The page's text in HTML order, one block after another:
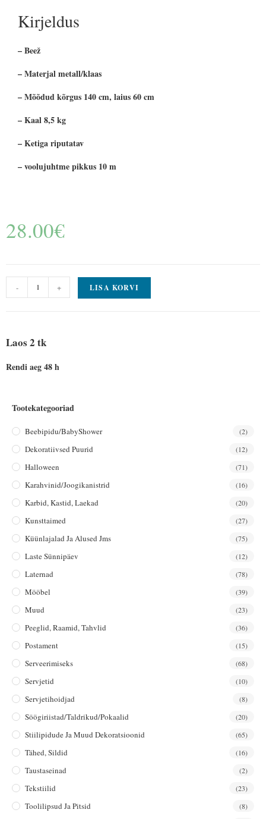
Kirjeldus
–Beež
– Materjalmetall/klaas
– Mõõdud kõrgus 140 cm, laius60 cm
– Kaal8,5 kg
– Ketiga riputatav
– voolujuhtme pikkus 10 m
28.00€
- + LISA KORVI
Laos 2 tk
Rendi aeg 48 h
Tootekategooriad
Beebipidu/BabyShower (2)
Dekoratiivsed Puurid (12)
Halloween (71)
Karahvinid/joogikanistrid (16)
Karbid, Kastid, Laekad (20)
Kunsttaimed (27)
Küünlajalad Ja Alused Jms (75)
Laste Sünnipäev (12)
Laternad (78)
Mööbel (39)
Muud (23)
Peeglid, Raamid, Tahvlid (36)
Postament (15)
Serveerimiseks (68)
Servjetid (10)
Servjetihoidjad (8)
Söögiriistad/taldrikud/pokaalid (20)
Stiilipidude Ja Muud Dekoratsioonid (65)
Tähed, Sildid (16)
Taustaseinad (2)
Tekstiilid (23)
Toolilipsud Ja Pitsid (8)